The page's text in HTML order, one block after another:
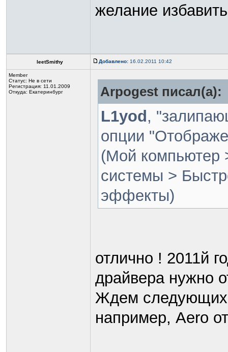
желание
leetSmithy Добавлено: 16.02.2011 10:42
Member
Статус: Не в сети
Регистрация: 11.01.2009
Откуда: Екатеринбург
Arpogest писал(а):
L1yod ,
опции
(Мой компьютер
системы >
эффекты)
отлично ! 2011й
драйвера нужно
Ждем следующих
например, Aero